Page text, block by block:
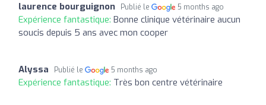
laurence bourguignon Publié le 5 months ago
Expérience fantastique: Bonne clinique vétérinaire aucun
soucis depuis 5 ans avec mon cooper
Alyssa Publié le 5 months ago
Expérience fantastique: Très bon centre vétérinaire